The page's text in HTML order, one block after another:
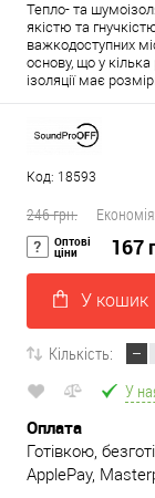
Тепло- та
якістю та
важкодоступних
основу, що у
ізоляції має
Код: 18593
246 грн. Економія:
Оптові
ціни 167
У кошик
Кількість:
У
Оплата
Готівкою,
ApplePay,